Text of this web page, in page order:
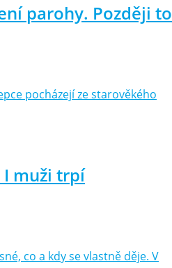
parohy. Později to
pocházejí ze starověkého
I muži trpí
co a kdy se vlastně děje. V